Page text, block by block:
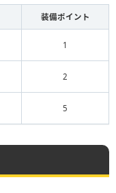
装備ポイント
1
2
5